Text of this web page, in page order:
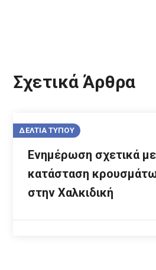
Σχετικά Άρθρα
ΔΕΛΤΙΑ ΤΥΠΟΥ
Ενημέρωση σχετικά
κατάσταση
στην Χαλκιδική